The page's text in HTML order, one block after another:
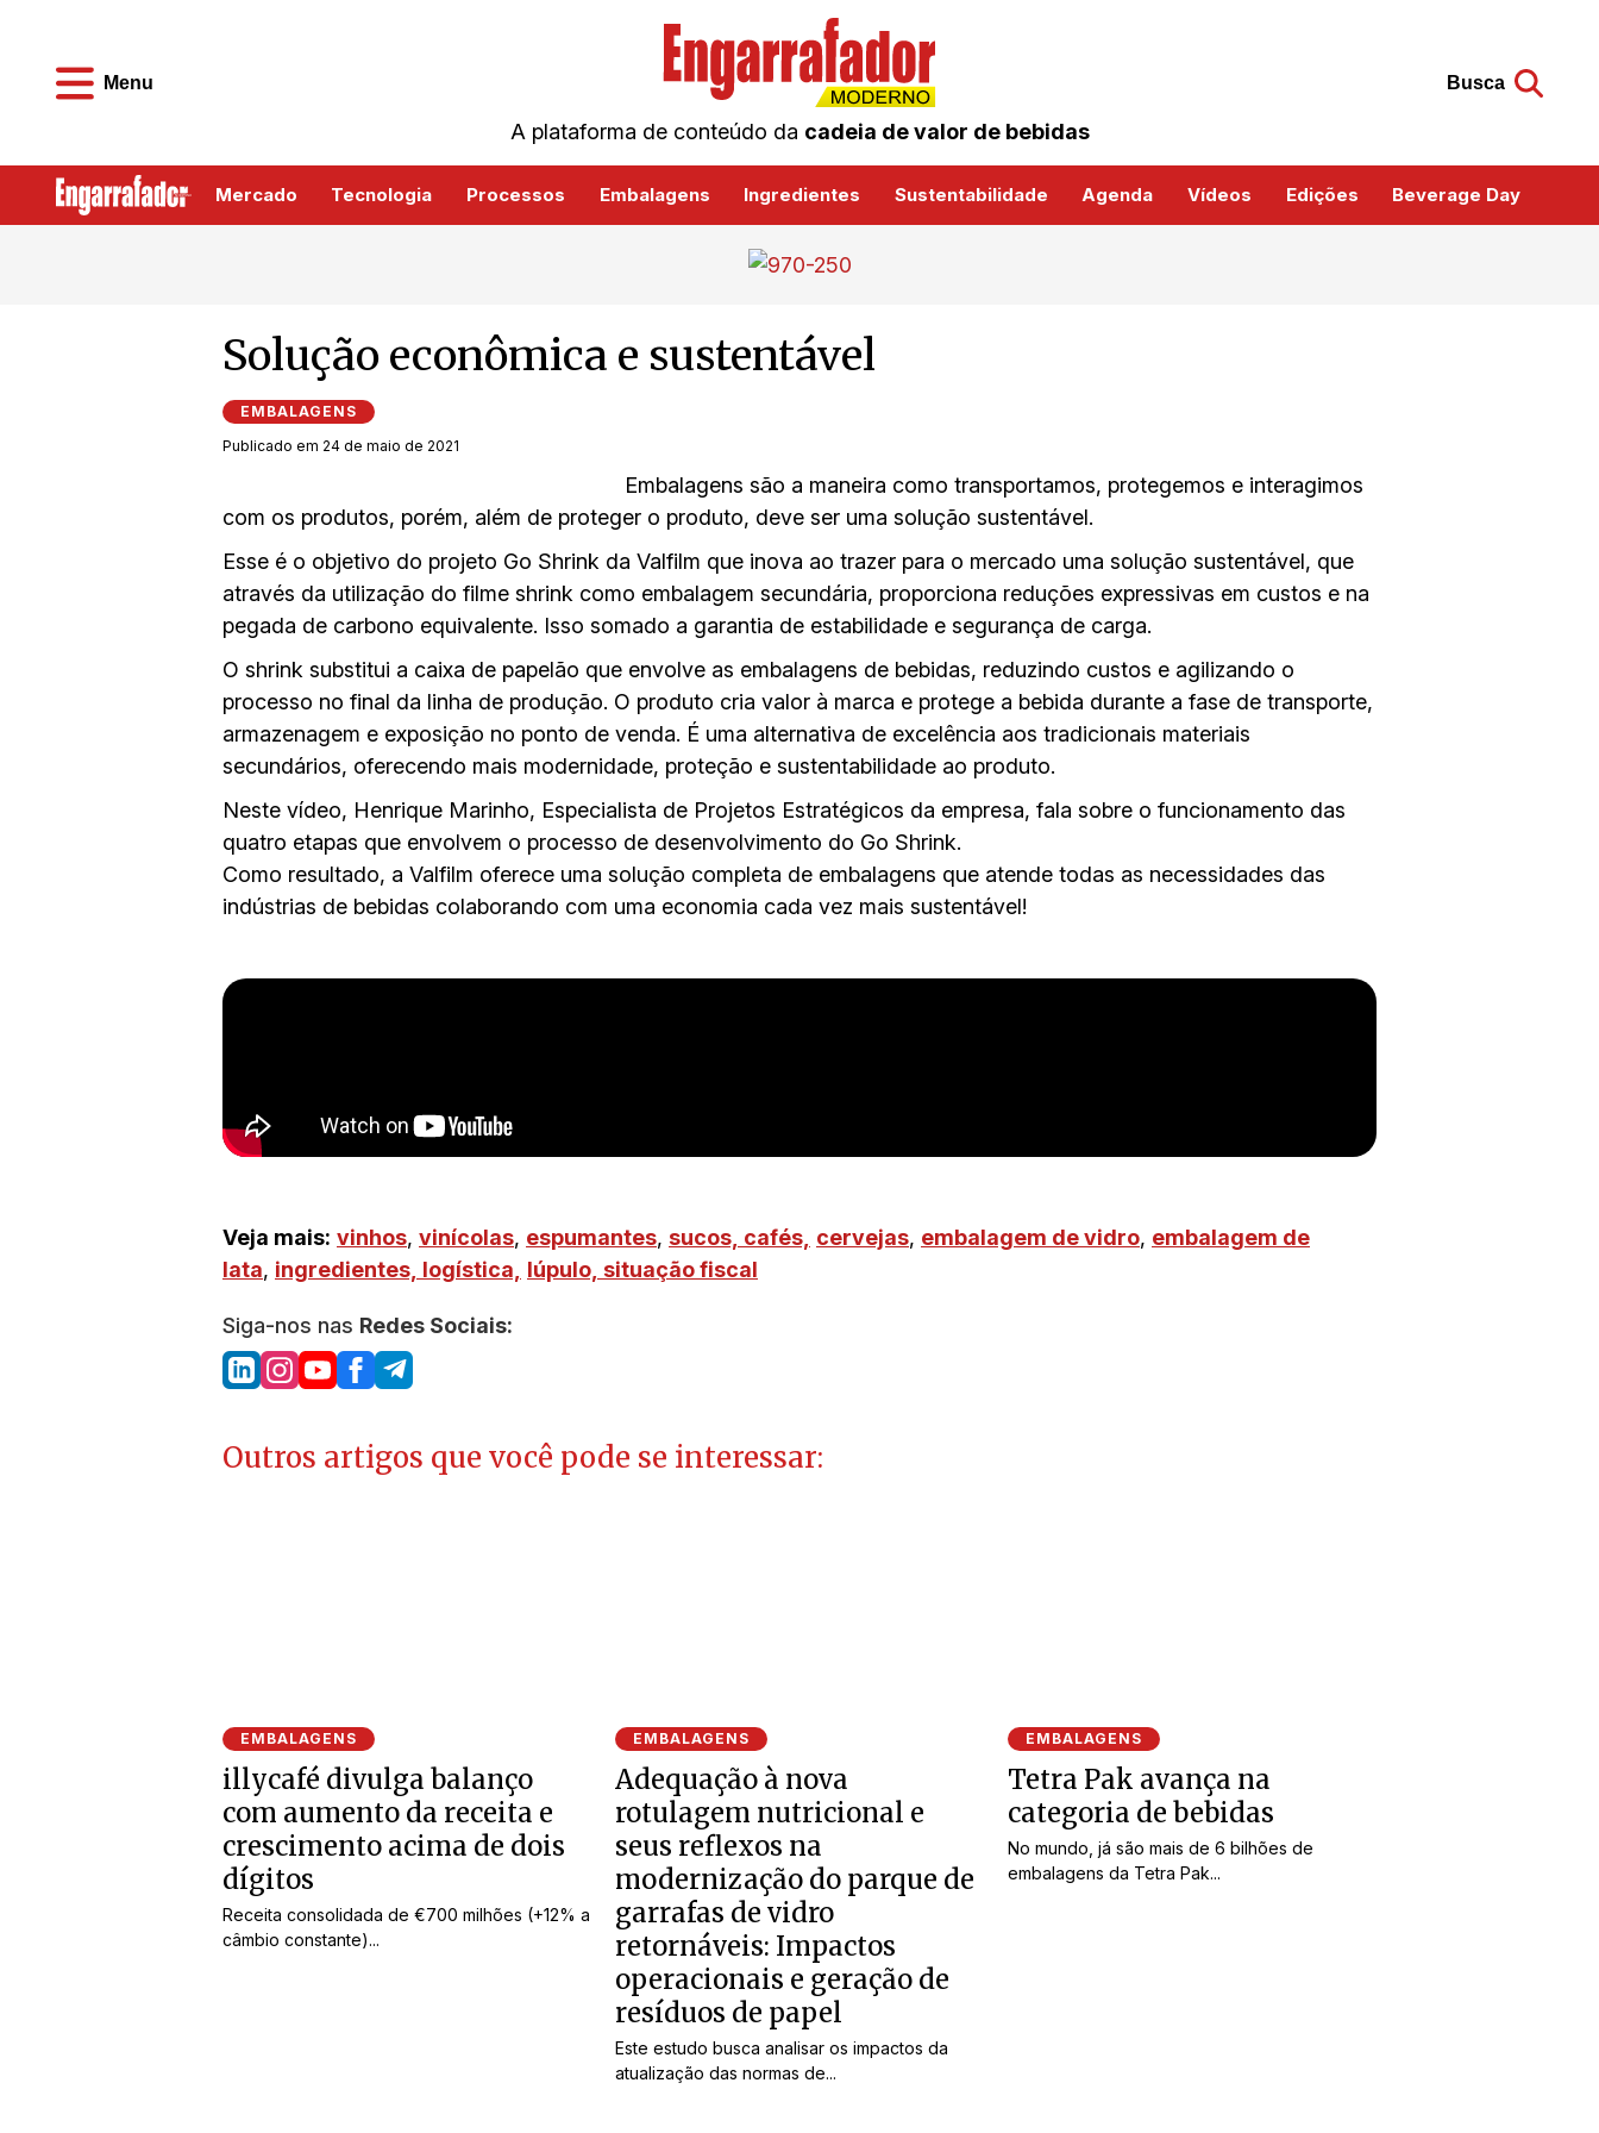
Menu
A plataforma de conteúdo da cadeia de valor de bebidas
Busca
Mercado Tecnologia Processos Embalagens Ingredientes Sustentabilidade Agenda Vídeos Edições Beverage Day
Solução econômica e sustentável
EMBALAGENS
Publicado em 24 de maio de 2021
Embalagens são a maneira como transportamos, protegemos e interagimos
com os produtos, porém, além de proteger o produto, deve ser uma solução sustentável.
Esse é o objetivo do projeto Go Shrink da Valfilm que inova ao trazer para o mercado uma solução sustentável, que
através da utilização do filme shrink como embalagem secundária, proporciona reduções expressivas em custos e na
pegada de carbono equivalente. Isso somado a garantia de estabilidade e segurança de carga.
O shrink substitui a caixa de papelão que envolve as embalagens de bebidas, reduzindo custos e agilizando o
processo no final da linha de produção. O produto cria valor à marca e protege a bebida durante a fase de transporte,
armazenagem e exposição no ponto de venda. É uma alternativa de excelência aos tradicionais materiais
secundários, oferecendo mais modernidade, proteção e sustentabilidade ao produto.
Neste vídeo, Henrique Marinho, Especialista de Projetos Estratégicos da empresa, fala sobre o funcionamento das
quatro etapas que envolvem o processo de desenvolvimento do Go Shrink.
Como resultado, a Valfilm oferece uma solução completa de embalagens que atende todas as necessidades das
indústrias de bebidas colaborando com uma economia cada vez mais sustentável!
Veja mais: vinhos, vinícolas, espumantes, sucos, cafés, cervejas, embalagem de vidro, embalagem de
lata, ingredientes, logística, lúpulo, situação fiscal
Siga-nos nas Redes Sociais:
Outros artigos que você pode se interessar:
EMBALAGENS
illycafé divulga balanço
com aumento da receita e
crescimento acima de dois
dígitos
Receita consolidada de €700 milhões (+12% a
câmbio constante)...
EMBALAGENS
Adequação à nova
rotulagem nutricional e
seus reflexos na
modernização do parque de
garrafas de vidro
retornáveis: Impactos
operacionais e geração de
resíduos de papel
Este estudo busca analisar os impactos da
atualização das normas de...
EMBALAGENS
Tetra Pak avança na
categoria de bebidas
No mundo, já são mais de 6 bilhões de
embalagens da Tetra Pak...